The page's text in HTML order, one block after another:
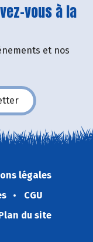
vous à la
et nos
légales
CGU
du site